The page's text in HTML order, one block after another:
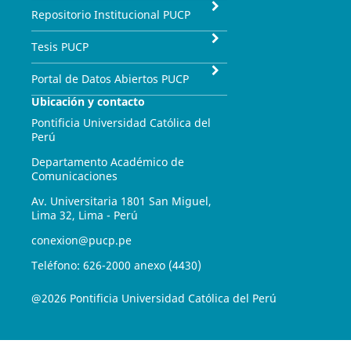
Repositorio Institucional PUCP
Tesis PUCP
Portal de Datos Abiertos PUCP
Ubicación y contacto
Pontificia Universidad Católica del
Perú
Departamento Académico de
Comunicaciones
Av. Universitaria 1801 San Miguel,
Lima 32, Lima - Perú
conexion@pucp.pe
Teléfono: 626-2000 anexo (4430)
@2026 Pontificia Universidad Católica del Perú